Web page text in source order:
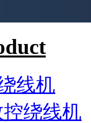
线机
绕线机